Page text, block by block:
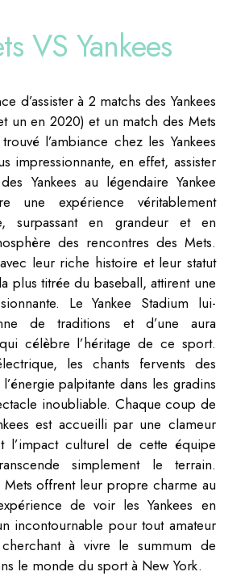
VS Yankees
d’assister à 2 matchs des Yankees
un en 2020) et un match des Mets
l’ambiance chez les Yankees
impressionnante, en effet, assister
Yankees au légendaire Yankee
une expérience véritablement
surpassant en grandeur et en
des rencontres des Mets.
avec leur riche histoire et leur statut
plus titrée du baseball, attirent une
Le Yankee Stadium lui-
de traditions et d’une aura
célèbre l’héritage de ce sport.
les chants fervents des
palpitante dans les gradins
inoubliable. Chaque coup de
est accueilli par une clameur
l’impact culturel de cette équipe
simplement le terrain.
offrent leur propre charme au
de voir les Yankees en
incontournable pour tout amateur
à vivre le summum de
le monde du sport à New York.